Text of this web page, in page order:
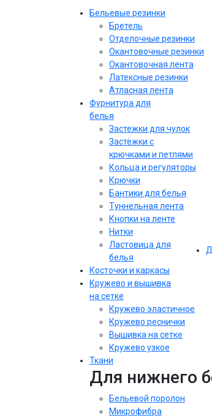
Бельевые резинки
Бретель
Отделочные резинки
Окантовочные резинки
Окантовочная лента
Латексные резинки
Атласная лента
Фурнитура для
белья
Застежки для чулок
Застёжки с
крючками и петлями
Кольца и регуляторы
Крючки
Бантики для белья
Туннельная лента
Кнопки на ленте
Нитки
Ластовица для
белья
Косточки и каркасы
Кружево и вышивка
на сетке
Кружево эластичное
Кружево реснички
Вышивка на сетке
Кружево узкое
Ткани
Для нижнего
Бельевой поролон
Микрофибра